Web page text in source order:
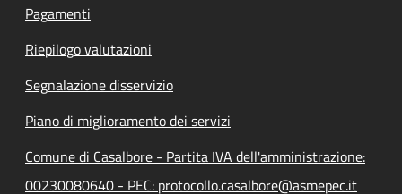
Pagamenti
Riepilogo valutazioni
Segnalazione disservizio
Piano di miglioramento dei servizi
Comune di Casalbore - Partita IVA dell'amministrazione:
00230080640 - PEC: protocollo.casalbore@asmepec.it